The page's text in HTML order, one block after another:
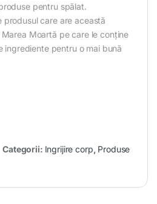
pentru spălat.
produsul care are această
Moartă pe care le conține
ingrediente pentru o mai bună
Categorii: Ingrijire corp, Produse